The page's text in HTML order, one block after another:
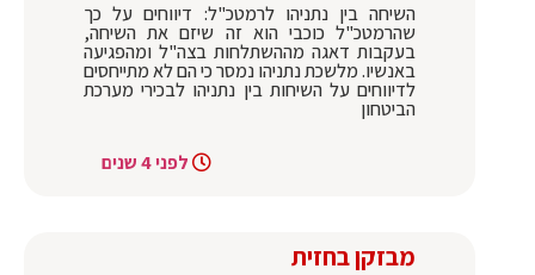
השיחה בין נתניהו לרמטכ"ל: דיווחים על כך
שהרמטכ"ל כוכבי הוא זה שיזם את השיחה,
בעקבות דאגה מההשתלחות בצה"ל ומהפגיעה
באנשיו. מלשכת נתניהו נמסר כי הם לא מתייחסים
לדיווחים על השיחות בין נתניהו לבכירי מערכת
הביטחון
לפני 4 שנים
מבזקן בחזית